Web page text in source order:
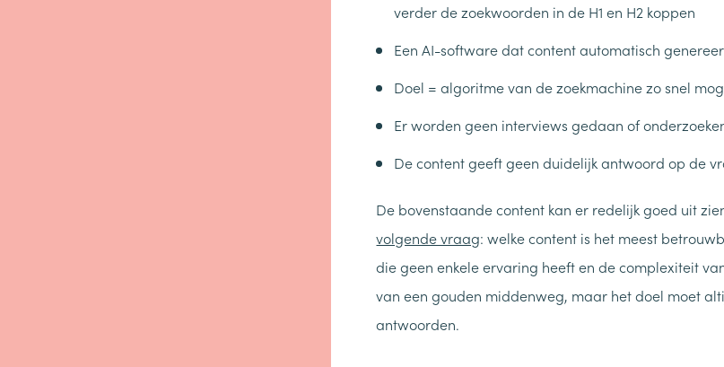
verder de zoekwoorden in de H1 en H2 koppen
Een AI-software dat content automatisch
Doel = algoritme van de zoekmachine zo snel
Er worden geen interviews gedaan of
De content geeft geen duidelijk antwoord op de
De bovenstaande content kan er redelijk goed uit
volgende vraag: welke content is het meest
die geen enkele ervaring heeft en de complexiteit
van een gouden middenweg, maar het doel moet
antwoorden.